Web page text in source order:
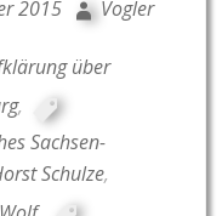
2015 Vogler
über
,
Sachsen-
Schulze,